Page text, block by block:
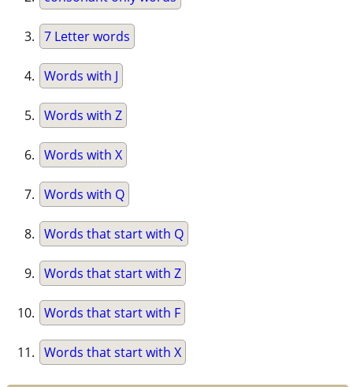
7 Letter words
Words with J
Words with Z
Words with X
Words with Q
Words that start with Q
Words that start with Z
Words that start with F
Words that start with X